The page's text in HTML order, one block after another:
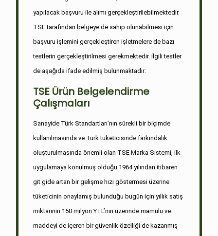
yapılacak başvuru ile alımı gerçekleştirilebilmektedir.
TSE tarafından belgeye de sahip olunabilmesi için
başvuru işlemini gerçekleştiren işletmelere de bazı
testlerin gerçekleştirilmesi gerekmektedir. İlgili testler
de aşağıda ifade edilmiş bulunmaktadır:
TSE Ürün Belgelendirme
Çalışmaları
Sanayide Türk Standartları’nın sürekli bir biçimde
kullanılmasında ve Türk tüketicisinde farkındalık
oluşturulmasında önemli olan TSE Marka Sistemi, ilk
uygulamaya konulmuş olduğu 1964 yılından itibaren
git gide artan bir gelişme hızı göstermesi üzerine
tüketicinin onaylamış bulunduğu bugün için yıllık satış
miktarının 150 milyon YTL’nin üzerinde mamulü ve
maddeyi de içeren bir güvenlik özelliği de kazanmış